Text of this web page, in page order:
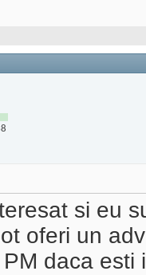
si eu
oferi un
daca esti